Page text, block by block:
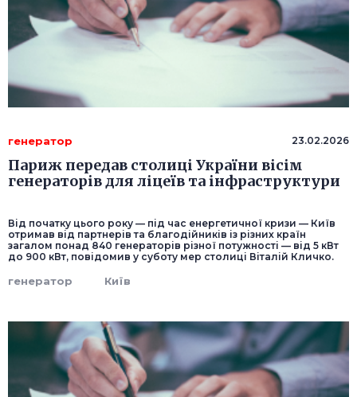
генератор 23.02.2026
Париж передав столиці України вісім
генераторів для ліцеїв та інфраструктури
Від початку цього року — під час енергетичної кризи — Київ
отримав від партнерів та благодійників із різних країн
загалом понад 840 генераторів різної потужності — від 5 кВт
до 900 кВт, повідомив у суботу мер столиці Віталій Кличко.
генератор Київ